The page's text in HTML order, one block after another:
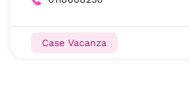
Case Vacanza